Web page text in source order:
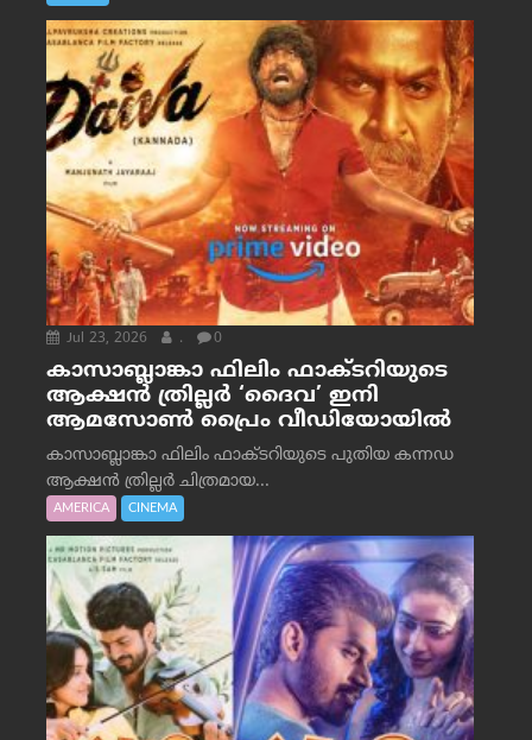
Jul 23, 2026 . 0
കാസാബ്ലാങ്കാ ഫിലിം ഫാക്ടറിയുടെ
ആക്ഷൻ ത്രില്ലർ ‘ദൈവ’ ഇനി
ആമസോൺ പ്രൈം വീഡിയോയിൽ
കാസാബ്ലാങ്കാ ഫിലിം ഫാക്ടറിയുടെ പുതിയ കന്നഡ
ആക്ഷൻ ത്രില്ലർ ചിത്രമായ...
AMERICA CINEMA